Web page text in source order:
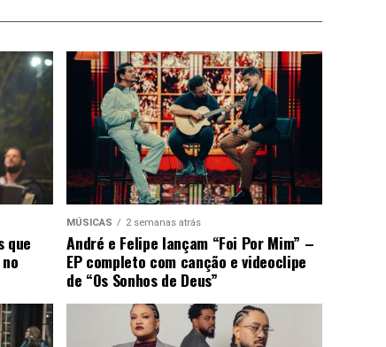
que
MÚSICAS 2 semanas atrás
André e Felipe lançam “Foi Por Mim” –
EP completo com canção e videoclipe
de “Os Sonhos de Deus”